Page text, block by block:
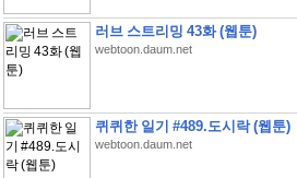
러브 스트리밍 43화 (웹툰)
webtoon.daum.net
퀴퀴한 일기 #489.도시락 (웹툰)
webtoon.daum.net